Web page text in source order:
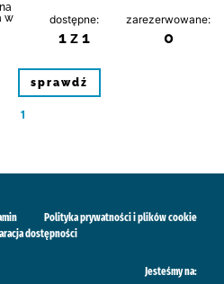
w
dostępne:
1 z 1
zarezerwowane:
0
sprawdź
1
Polityka prywatności i plików cookie
dostępności
Jesteśmy na: